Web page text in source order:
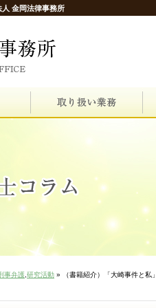
金岡法律事務所
事弁護 研究活動 » （書籍紹介）「大崎事件と私」